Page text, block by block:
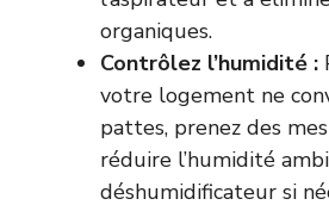
organiques.
Contrôlez l’humidité :
votre logement ne
pattes, prenez des
réduire l’humidité
déshumidificateur si